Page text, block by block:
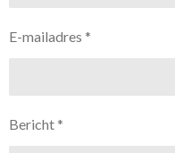
E-mailadres *
Bericht *